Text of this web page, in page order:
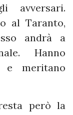
avversari.
al Taranto,
andrà a
Hanno
meritano
però la